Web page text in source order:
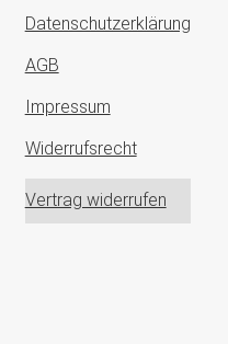
Datenschutzerklärung
AGB
Impressum
Widerrufsrecht
Vertrag widerrufen